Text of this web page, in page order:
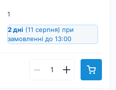
1
2 дні (11 серпня) при
замовленні до 13:00